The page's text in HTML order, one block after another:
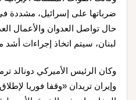
ضرباتها على إسرائيل، مشددة
حال تواصل العدوان والأعمال
لبنان، سيتم اتخاذ إجراءات
وكان الرئيس الأميركي دونالد
وإيران تريدان «وقفا فوريا